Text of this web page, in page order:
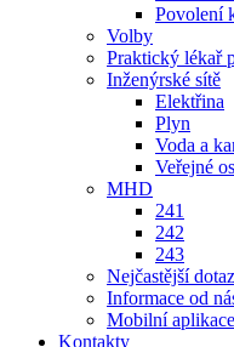
Povolení
Volby
Praktický lékař
Inženýrské sítě
Elektřina
Plyn
Voda a
Veřejné
MHD
241
242
243
Nejčastější
Informace od
Mobilní
Kontakty